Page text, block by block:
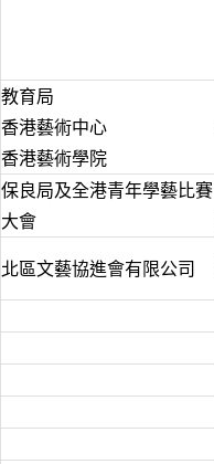
教育局
香港藝術中心
香港藝術學院
保良局及全港青年學藝比賽
大會
北區文藝協進會有限公司